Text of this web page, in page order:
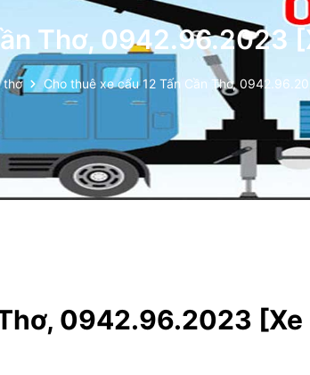
Thơ, 0942.96.2023
thơ Cho thuê xe cẩu 12 Tấn Cần Thơ,
0942.96.2023 [Xe